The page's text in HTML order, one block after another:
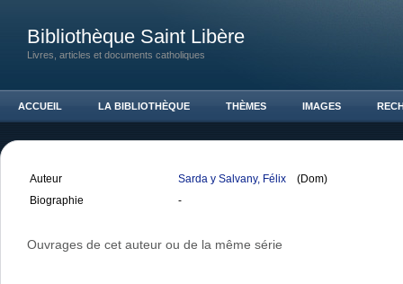
Bibliothèque Saint Libère
Livres, articles et documents catholiques
ACCUEIL LA BIBLIOTHÈQUE THÈMES IMAGES
Auteur Sarda y Salvany, Félix
(Dom)
Biographie
-
Ouvrages de cet auteur ou de la même série